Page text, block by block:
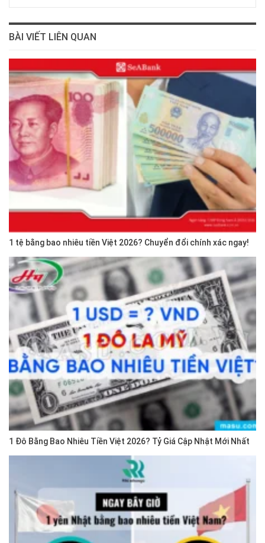
BÀI VIẾT LIÊN QUAN
1 tệ bằng bao nhiêu tiền Việt 2026? Chuyển đổi chính xác ngay!
1 Đô Bằng Bao Nhiêu Tiền Việt 2026? Tỷ Giá Cập Nhật Mới Nhất